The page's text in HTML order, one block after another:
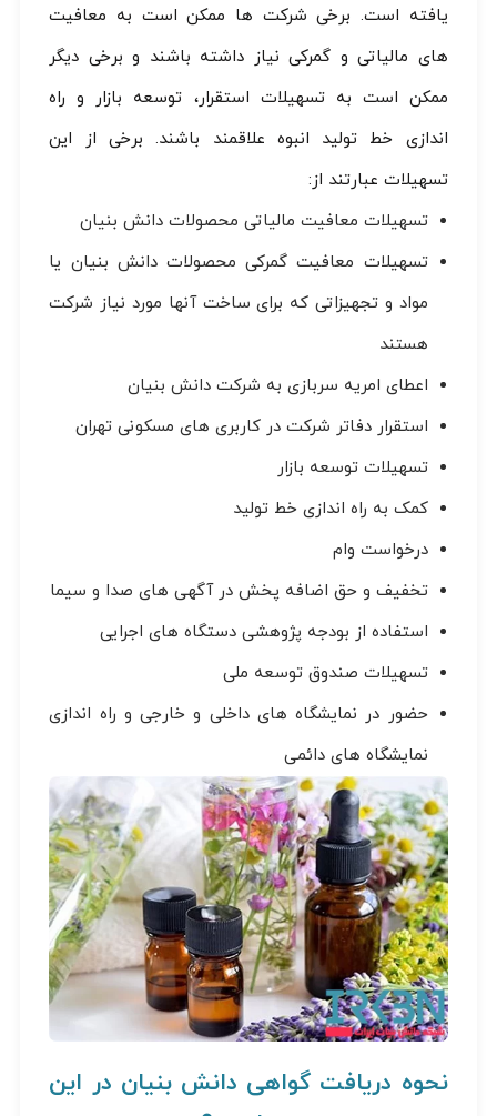
یافته است. برخی شرکت ها ممکن است به معافیت
های مالیاتی و گمرکی نیاز داشته باشند و برخی دیگر
ممکن است به تسهیلات استقرار، توسعه بازار و راه
اندازی خط تولید انبوه علاقمند باشند. برخی از این
تسهیلات عبارتند از:
تسهیلات معافیت مالیاتی محصولات دانش بنیان
تسهیلات معافیت گمرکی محصولات دانش بنیان یا
مواد و تجهیزاتی که برای ساخت آنها مورد نیاز شرکت
هستند
اعطای امریه سربازی به شرکت دانش بنیان
استقرار دفاتر شرکت در کاربری های مسکونی تهران
تسهیلات توسعه بازار
کمک به راه اندازی خط تولید
درخواست وام
تخفیف و حق اضافه پخش در آگهی های صدا و سیما
استفاده از بودجه پژوهشی دستگاه های اجرایی
تسهیلات صندوق توسعه ملی
حضور در نمایشگاه های داخلی و خارجی و راه اندازی
نمایشگاه های دائمی
نحوه دریافت گواهی دانش بنیان در این